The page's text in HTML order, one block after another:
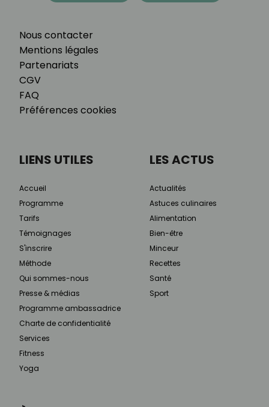
Nous contacter
Mentions légales
Partenariats
CGV
FAQ
Préférences cookies
LIENS UTILES
Accueil
Programme
Tarifs
Témoignages
S'inscrire
Méthode
Qui sommes-nous
Presse & médias
Programme ambassadrice
Charte de confidentialité
Services
Fitness
Yoga
LES ACTUS
Actualités
Astuces culinaires
Alimentation
Bien-être
Minceur
Recettes
Santé
Sport